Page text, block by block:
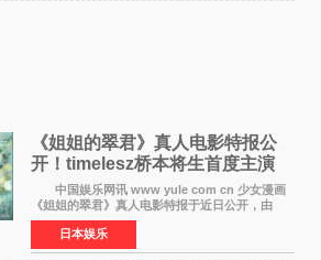
《姐姐的翠君》真人电影特报公
开！timelesz桥本将生首度主演
12月4日上映
中国娱乐网讯 www yule com cn 少女漫画
《姐姐的翠君》真人电影特报于近日公开，由
timelesz成员桥本将生担任主演，这也是他首次
担任电影主演，引发高度关注。 女高中生咲
苗翠（中岛瑠菜
日本娱乐